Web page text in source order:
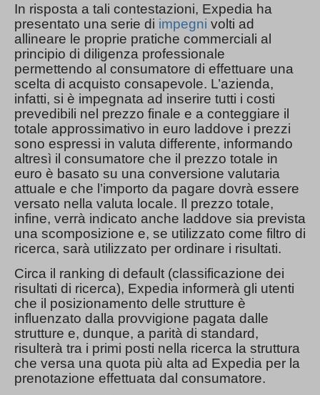
In risposta a tali contestazioni, Expedia ha
presentato una serie di impegni volti ad
allineare le proprie pratiche commerciali al
principio di diligenza professionale
permettendo al consumatore di effettuare una
scelta di acquisto consapevole. L’azienda,
infatti, si è impegnata ad inserire tutti i costi
prevedibili nel prezzo finale e a conteggiare il
totale approssimativo in euro laddove i prezzi
sono espressi in valuta differente, informando
altresì il consumatore che il prezzo totale in
euro è basato su una conversione valutaria
attuale e che l’importo da pagare dovrà essere
versato nella valuta locale. Il prezzo totale,
infine, verrà indicato anche laddove sia prevista
una scomposizione e, se utilizzato come filtro di
ricerca, sarà utilizzato per ordinare i risultati.
Circa il ranking di default (classificazione dei
risultati di ricerca), Expedia informerà gli utenti
che il posizionamento delle strutture è
influenzato dalla provvigione pagata dalle
strutture e, dunque, a parità di standard,
risulterà tra i primi posti nella ricerca la struttura
che versa una quota più alta ad Expedia per la
prenotazione effettuata dal consumatore.